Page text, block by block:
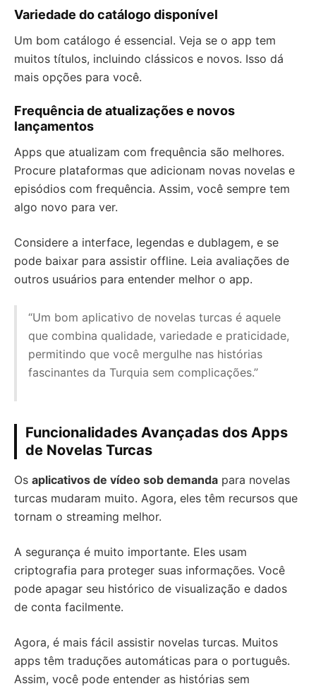
Variedade do catálogo disponível
Um bom catálogo é essencial. Veja se o app tem
muitos títulos, incluindo clássicos e novos. Isso dá
mais opções para você.
Frequência de atualizações e novos
lançamentos
Apps que atualizam com frequência são melhores.
Procure plataformas que adicionam novas novelas e
episódios com frequência. Assim, você sempre tem
algo novo para ver.
Considere a interface, legendas e dublagem, e se
pode baixar para assistir offline. Leia avaliações de
outros usuários para entender melhor o app.
“Um bom aplicativo de novelas turcas é aquele
que combina qualidade, variedade e praticidade,
permitindo que você mergulhe nas histórias
fascinantes da Turquia sem complicações.”
Funcionalidades Avançadas dos Apps
de Novelas Turcas
Os aplicativos de vídeo sob demanda para novelas
turcas mudaram muito. Agora, eles têm recursos que
tornam o streaming melhor.
A segurança é muito importante. Eles usam
criptografia para proteger suas informações. Você
pode apagar seu histórico de visualização e dados
de conta facilmente.
Agora, é mais fácil assistir novelas turcas. Muitos
apps têm traduções automáticas para o português.
Assim, você pode entender as histórias sem